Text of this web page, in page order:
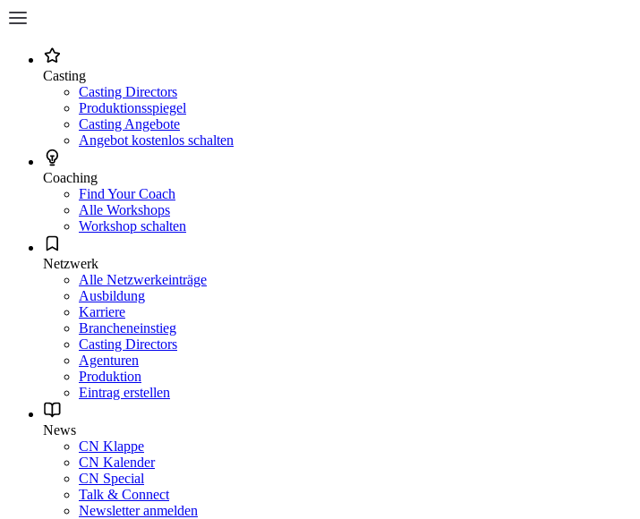
Casting
Casting Directors
Produktionsspiegel
Casting Angebote
Angebot kostenlos schalten
Coaching
Find Your Coach
Alle Workshops
Workshop schalten
Netzwerk
Alle Netzwerkeinträge
Ausbildung
Karriere
Brancheneinstieg
Casting Directors
Agenturen
Produktion
Eintrag erstellen
News
CN Klappe
CN Kalender
CN Special
Talk & Connect
Newsletter anmelden